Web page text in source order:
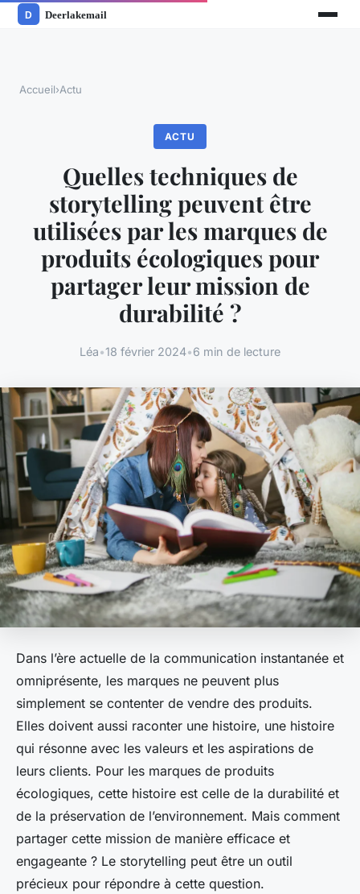
Accueil›Actu
ACTU
Quelles techniques de
storytelling peuvent être
utilisées par les marques de
produits écologiques pour
partager leur mission de
durabilité ?
Léa•18 février 2024•6 min de lecture
Dans l’ère actuelle de la communication instantanée et
omniprésente, les marques ne peuvent plus
simplement se contenter de vendre des produits.
Elles doivent aussi raconter une histoire, une histoire
qui résonne avec les valeurs et les aspirations de
leurs clients. Pour les marques de produits
écologiques, cette histoire est celle de la durabilité et
de la préservation de l’environnement. Mais comment
partager cette mission de manière efficace et
engageante ? Le storytelling peut être un outil
précieux pour répondre à cette question.